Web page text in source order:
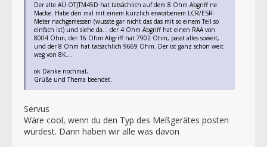
Der alte AÜ OTJTM45D hat tatsächlich auf dem 8 Ohm Abgriff ne
Macke. Habe den mal mit einem kürzlich erworbenem LCR/ESR-
Meter nachgemessen (wusste gar nicht das das mit so einem Teil so
einfach ist) und siehe da... der 4 Ohm Abgriff hat einen RAA von
8004 Ohm, der 16 Ohm Abgriff hat 7902 Ohm, passt alles soweit,
und der 8 Ohm hat tatsächlich 9669 Ohm. Der ist ganz schön weit
weg von 8K....
ok Danke nochmal,
Grüße und Thema beendet.
Servus
Wäre cool, wenn du den Typ des Meßgerätes posten
würdest. Dann haben wir alle was davon